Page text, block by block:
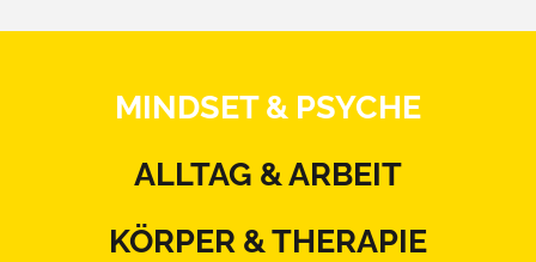
MINDSET & PSYCHE
ALLTAG & ARBEIT
KÖRPER & THERAPIE